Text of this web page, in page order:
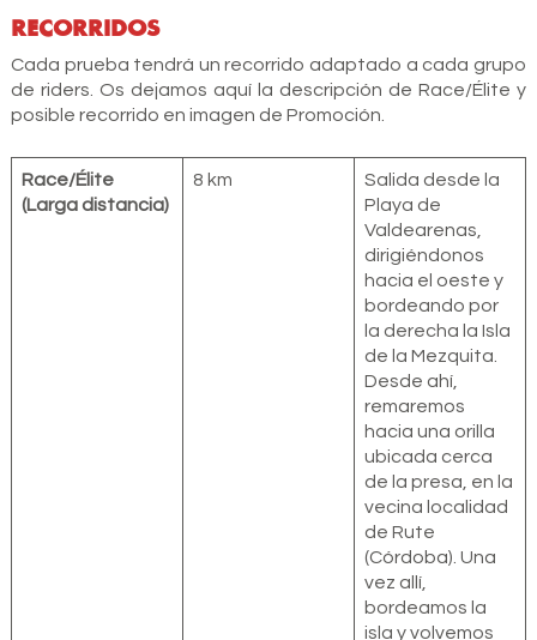
RECORRIDOS
Cada prueba tendrá un recorrido adaptado a cada grupo
de riders. Os dejamos aquí la descripción de Race/Élite y
posible recorrido en imagen de Promoción.
Race/Élite
(Larga distancia)
8 km
Salida desde la
Playa de
Valdearenas,
dirigiéndonos
hacia el oeste y
bordeando por
la derecha la Isla
de la Mezquita.
Desde ahí,
remaremos
hacia una orilla
ubicada cerca
de la presa, en la
vecina localidad
de Rute
(Córdoba). Una
vez allí,
bordeamos la
isla y volvemos